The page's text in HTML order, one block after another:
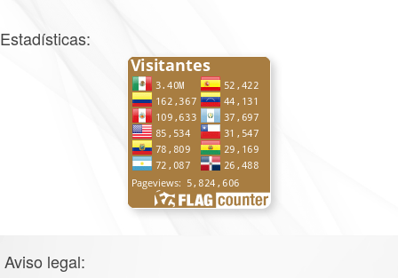
Estadísticas:
Aviso legal: